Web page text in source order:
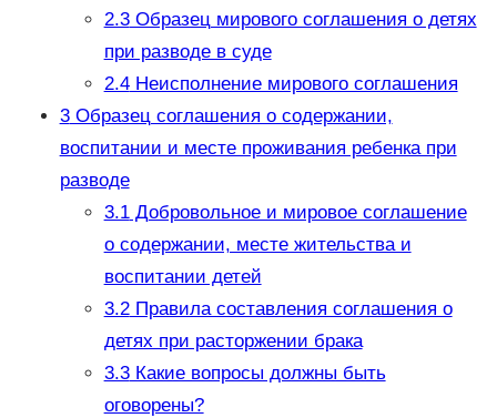
2.3Образец мирового соглашения о детях
при разводе в суде
2.4Неисполнение мирового соглашения
3Образец соглашения о содержании,
воспитании и месте проживания ребенка при
разводе
3.1Добровольное и мировое соглашение
о содержании, месте жительства и
воспитании детей
3.2Правила составления соглашения о
детях при расторжении брака
3.3Какие вопросы должны быть
оговорены?